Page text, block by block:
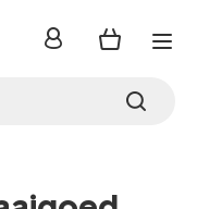
inloggen